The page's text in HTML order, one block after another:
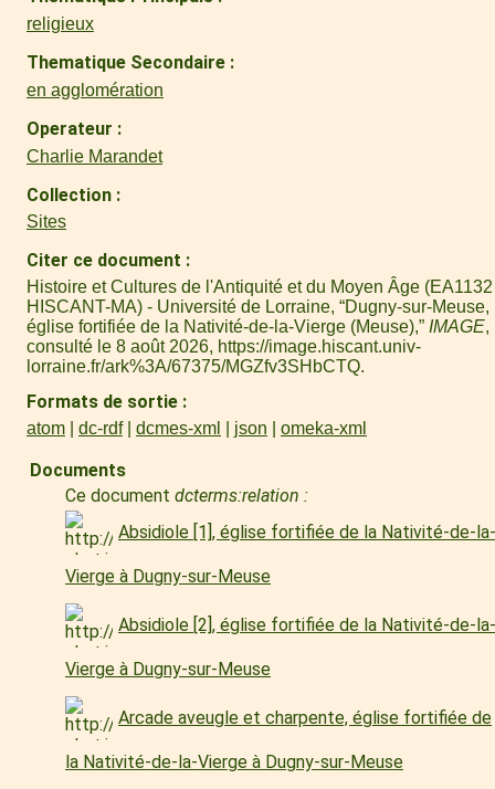
religieux
Thematique Secondaire
en agglomération
Operateur
Charlie Marandet
Collection
Sites
Citer ce document
Histoire et Cultures de l'Antiquité et du Moyen Âge (EA1132
HISCANT-MA) - Université de Lorraine, “Dugny-sur-Meuse,
église fortifiée de la Nativité-de-la-Vierge (Meuse),” IMAGE,
consulté le 8 août 2026, https://image.hiscant.univ-
lorraine.fr/ark%3A/67375/MGZfv3SHbCTQ.
Formats de sortie
atom dc-rdf dcmes-xml json omeka-xml
Documents
Ce document dcterms:relation :
Absidiole [1], église fortifiée de la Nativité-de-la-
Vierge à Dugny-sur-Meuse
Absidiole [2], église fortifiée de la Nativité-de-la-
Vierge à Dugny-sur-Meuse
Arcade aveugle et charpente, église fortifiée de
la Nativité-de-la-Vierge à Dugny-sur-Meuse